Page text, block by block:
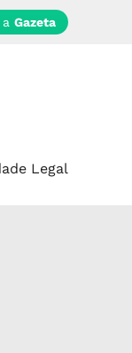
Gazeta
Legal